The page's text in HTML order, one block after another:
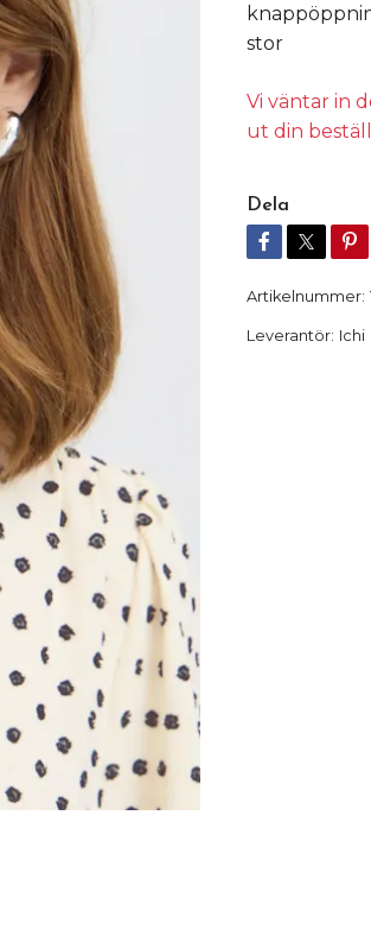
stor
Vi väntar in
ut din
Dela
Artikelnummer:
Leverantör: Ichi